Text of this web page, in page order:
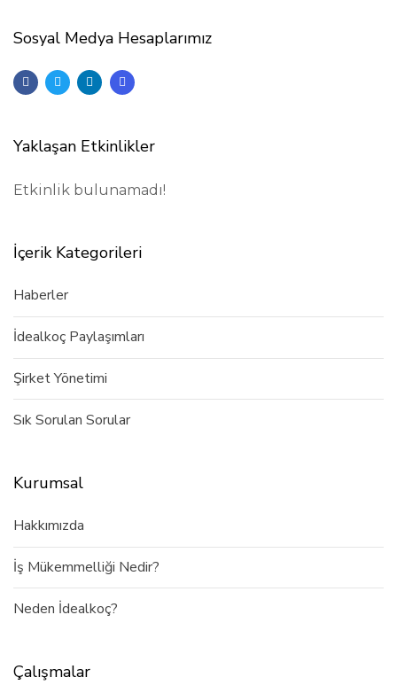
Sosyal Medya Hesaplarımız
Yaklaşan Etkinlikler
Etkinlik bulunamadı!
İçerik Kategorileri
Haberler
İdealkoç Paylaşımları
Şirket Yönetimi
Sık Sorulan Sorular
Kurumsal
Hakkımızda
İş Mükemmelliği Nedir?
Neden İdealkoç?
Çalışmalar